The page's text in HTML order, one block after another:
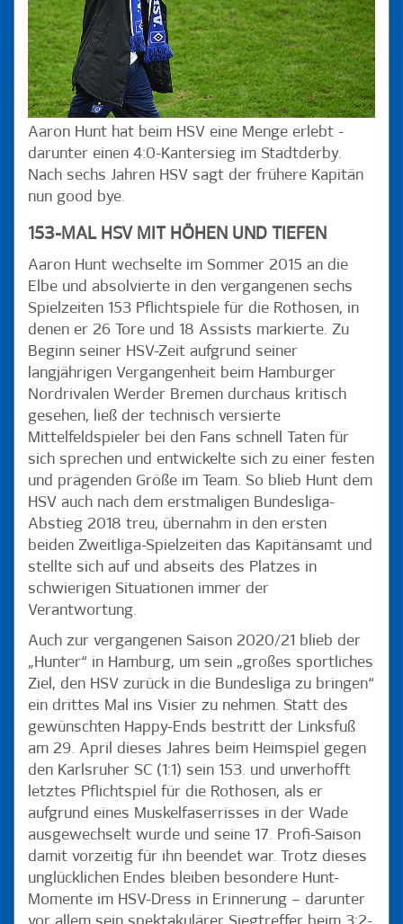
Aaron Hunt hat beim HSV eine Menge erlebt -
darunter einen 4:0-Kantersieg im Stadtderby.
Nach sechs Jahren HSV sagt der frühere Kapitän
nun good bye.
153-MAL HSV MIT HÖHEN UND TIEFEN
Aaron Hunt wechselte im Sommer 2015 an die
Elbe und absolvierte in den vergangenen sechs
Spielzeiten 153 Pflichtspiele für die Rothosen, in
denen er 26 Tore und 18 Assists markierte. Zu
Beginn seiner HSV-Zeit aufgrund seiner
langjährigen Vergangenheit beim Hamburger
Nordrivalen Werder Bremen durchaus kritisch
gesehen, ließ der technisch versierte
Mittelfeldspieler bei den Fans schnell Taten für
sich sprechen und entwickelte sich zu einer festen
und prägenden Größe im Team. So blieb Hunt dem
HSV auch nach dem erstmaligen Bundesliga-
Abstieg 2018 treu, übernahm in den ersten
beiden Zweitliga-Spielzeiten das Kapitänsamt und
stellte sich auf und abseits des Platzes in
schwierigen Situationen immer der
Verantwortung.
Auch zur vergangenen Saison 2020/21 blieb der
„Hunter“ in Hamburg, um sein „großes sportliches
Ziel, den HSV zurück in die Bundesliga zu bringen“
ein drittes Mal ins Visier zu nehmen. Statt des
gewünschten Happy-Ends bestritt der Linksfuß
am 29. April dieses Jahres beim Heimspiel gegen
den Karlsruher SC (1:1) sein 153. und unverhofft
letztes Pflichtspiel für die Rothosen, als er
aufgrund eines Muskelfaserrisses in der Wade
ausgewechselt wurde und seine 17. Profi-Saison
damit vorzeitig für ihn beendet war. Trotz dieses
unglücklichen Endes bleiben besondere Hunt-
Momente im HSV-Dress in Erinnerung – darunter